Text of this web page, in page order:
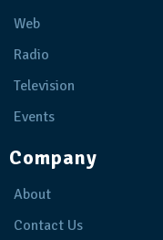
Web
Radio
Television
Events
Company
About
Contact Us